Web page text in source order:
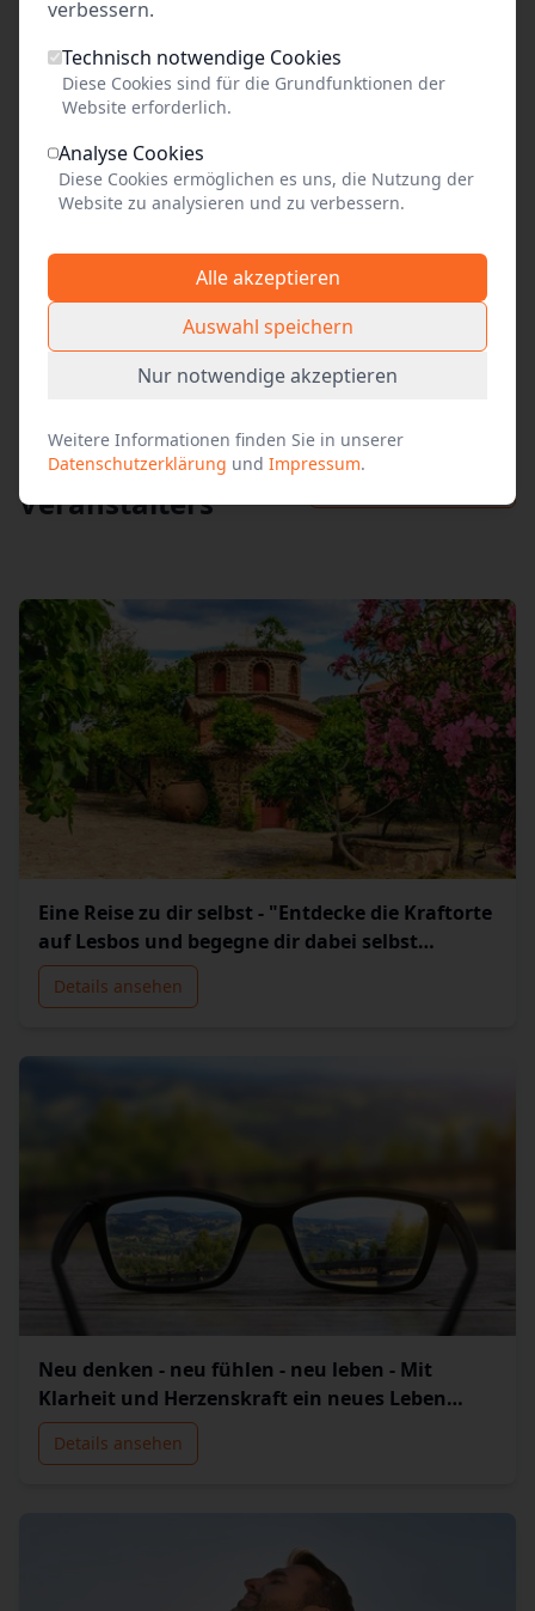
Link kopieren
Social Media
Facebook
X (vormals Twitter)
weitere
Produktionen des
Veranstalters
Eine Reise zu dir selbst - "Entdecke die Kraftorte
auf Lesbos und begegne dir dabei selbst
(Outdoor-Seminar mit der Inselexpertin
Regina)"
Details ansehen
Neu denken - neu fühlen - neu leben - Mit
Klarheit und Herzenskraft ein neues Leben
erschaffen
Details ansehen
verbessern.
Technisch notwendige Cookies
Diese Cookies sind für die Grundfunktionen der
Website erforderlich.
Analyse Cookies
Diese Cookies ermöglichen es uns, die Nutzung der
Website zu analysieren und zu verbessern.
Alle akzeptieren
Auswahl speichern
Nur notwendige akzeptieren
Weitere Informationen finden Sie in unserer
Datenschutzerklärung und Impressum.